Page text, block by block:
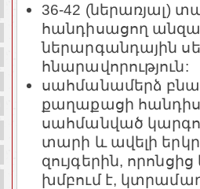
36-42 (ներառյալ)
հանդիսացող
ներարգանդային
հնարավորություն:
սահմանամերձ
քաղաքացի
սահմանված
տարի և ավելի
զույգերին,
խմբում է,